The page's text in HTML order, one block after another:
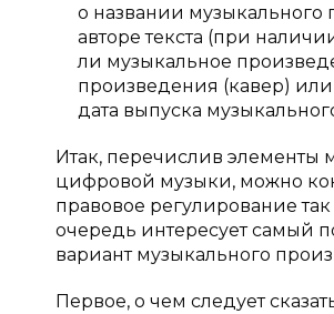
о названии
авторе текста (при
ли музыкальное
произведения (кавер)
дата выпуска
Итак, перечислив
цифровой музыки, можно
правовое регулирование
очередь интересует самый
вариант музыкального
Первое, о чем следует